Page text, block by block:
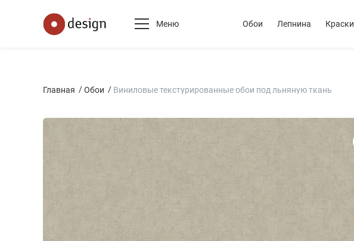
Меню Обои Лепнина Краски
Главная Обои Виниловые текстурированные обои под льняную ткань